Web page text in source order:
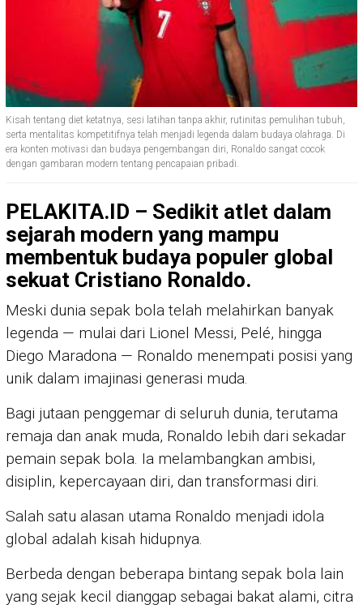
Kisah tentang diet ketatnya, sesi latihan tanpa akhir, rutinitas pemulihan tubuh,
serta mentalitas kompetitifnya telah menjadi legenda dalam budaya olahraga. Di
era konten motivasi dan budaya pengembangan diri, Ronaldo sangat cocok
dengan gambaran modern tentang pencapaian pribadi.
PELAKITA.ID – Sedikit atlet dalam
sejarah modern yang mampu
membentuk budaya populer global
sekuat Cristiano Ronaldo.
Meski dunia sepak bola telah melahirkan banyak
legenda — mulai dari Lionel Messi, Pelé, hingga
Diego Maradona — Ronaldo menempati posisi yang
unik dalam imajinasi generasi muda.
Bagi jutaan penggemar di seluruh dunia, terutama
remaja dan anak muda, Ronaldo lebih dari sekadar
pemain sepak bola. Ia melambangkan ambisi,
disiplin, kepercayaan diri, dan transformasi diri.
Salah satu alasan utama Ronaldo menjadi idola
global adalah kisah hidupnya.
Berbeda dengan beberapa bintang sepak bola lain
yang sejak kecil dianggap sebagai bakat alami, citra